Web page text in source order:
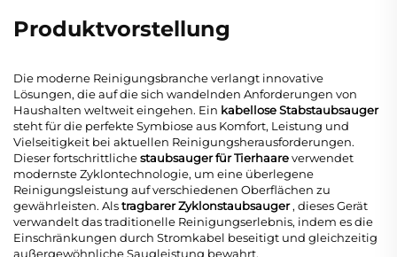
Produktvorstellung
Die moderne Reinigungsbranche verlangt innovative
Lösungen, die auf die sich wandelnden Anforderungen von
Haushalten weltweit eingehen. Ein kabellose Stabstaubsauger
steht für die perfekte Symbiose aus Komfort, Leistung und
Vielseitigkeit bei aktuellen Reinigungsherausforderungen.
Dieser fortschrittlichestaubsauger für Tierhaareverwendet
modernste Zyklontechnologie, um eine überlegene
Reinigungsleistung auf verschiedenen Oberflächen zu
gewährleisten. Alstragbarer Zyklonstaubsauger, dieses Gerät
verwandelt das traditionelle Reinigungserlebnis, indem es die
Einschränkungen durch Stromkabel beseitigt und gleichzeitig
außergewöhnliche Saugleistung bewahrt.